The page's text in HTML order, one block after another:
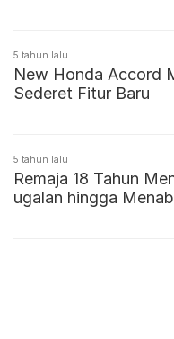
5 tahun lalu
New Honda Accord
Sederet Fitur Baru
5 tahun lalu
Remaja 18 Tahun
ugalan hingga